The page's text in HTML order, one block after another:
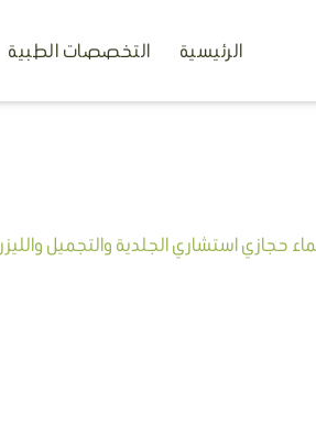
الرئيسية التخصصات الطبية
حجازي استشاري الجلدية والتجميل والليزر